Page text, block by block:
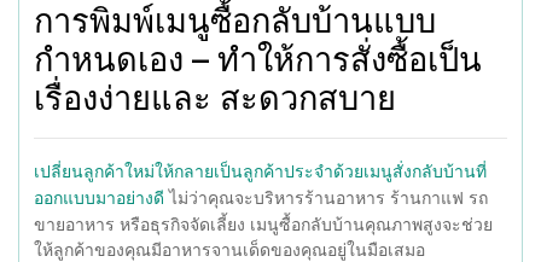
การพิมพ์เมนูซื้อกลับบ้านแบบ
กำหนดเอง – ทำให้การสั่งซื้อเป็น
เรื่องง่ายและ สะดวกสบาย
เปลี่ยนลูกค้าใหม่ให้กลายเป็นลูกค้าประจำด้วยเมนูสั่งกลับบ้านที่
ออกแบบมาอย่างดี ไม่ว่าคุณจะบริหารร้านอาหาร ร้านกาแฟ รถ
ขายอาหาร หรือธุรกิจจัดเลี้ยง เมนูซื้อกลับบ้านคุณภาพสูงจะช่วย
ให้ลูกค้าของคุณมีอาหารจานเด็ดของคุณอยู่ในมือเสมอ